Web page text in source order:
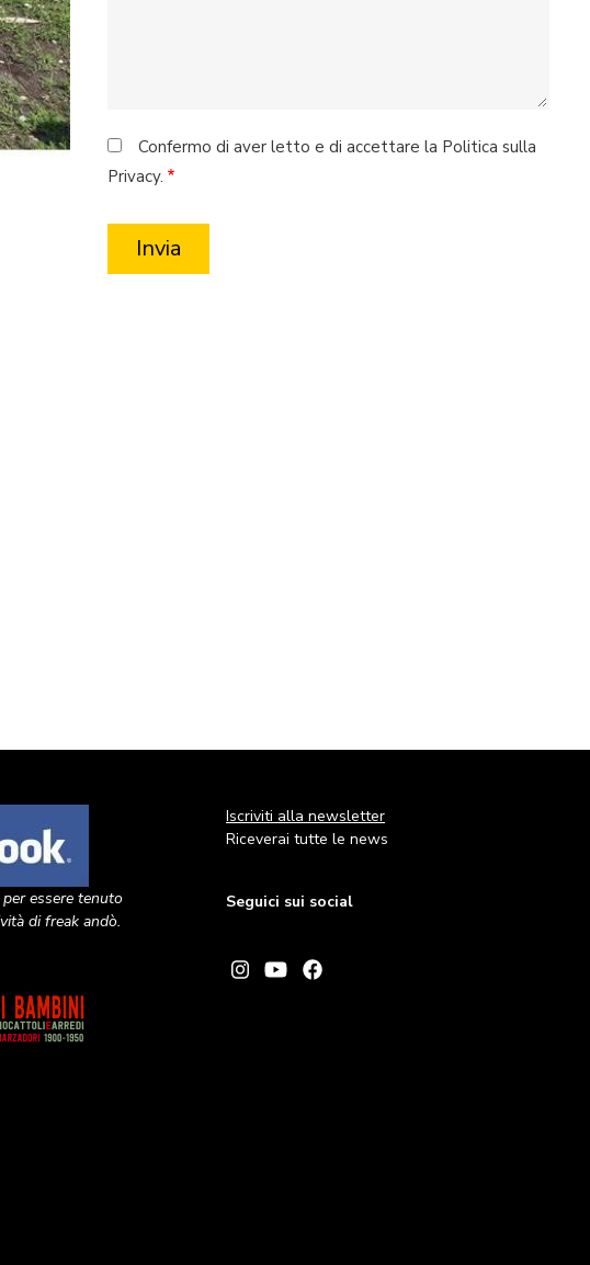
Confermo di aver letto e di accettare la Politica sulla
Privacy.
per essere tenuto
di freak andò.
Iscriviti alla newsletter
Riceverai tutte le news
Seguici sui social